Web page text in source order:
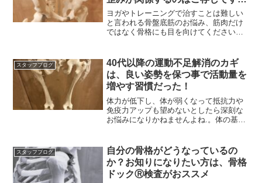
か？
ヨガやトレーニングで治すことは難しい
と言われる骨盤底筋のお悩み、筋肉だけ
ではなく骨格にも目を向けてください！
スタッフブログ
40代以降の運動不足解消のカギ
は、良い姿勢を保つ事で活動量を
増やす習慣だった！
体力が低下し、体が弱くなって抵抗力や
免疫力アップも望めないとしたら深刻な
お悩みになりかねませんよね.。体の基の
スタッフブログ
自分の骨格がどうなっているの
か？お知りになりたい方は、骨格
ドックⓇ検査がおススメ